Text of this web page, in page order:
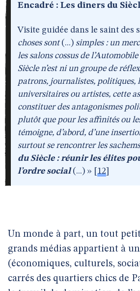
Encadré : Les dîners du
Visite guidée dans le saint des
choses sont (...) simples : un
les salons cossus de
Siècle n’est ni un groupe de
patrons, journalistes, politiques,
universitaires ou artistes, cette
constituer des antagonismes
plutôt que pour les affinités ou
témoigne, d’abord, d’une
surtout se rencontrer les
du Siècle : réunir les élites
l’ordre social (...) » 12
Un monde à part, un tout
grands médias appartient à
(économiques, culturels,
carrés des quartiers chics de